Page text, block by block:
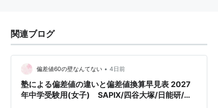
関連ブログ
偏差値60の壁なんてない • 4日前
塾による偏差値の違いと偏差値換算早見表 2027
年中学受験用(女子) SAPIX/四谷大塚/日能研/首